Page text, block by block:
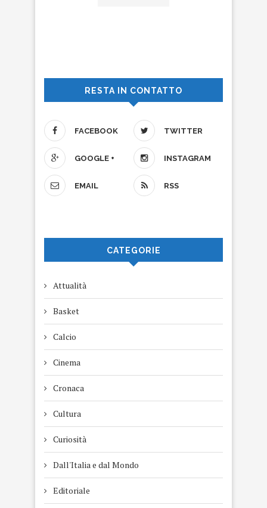
RESTA IN CONTATTO
FACEBOOK TWITTER
GOOGLE + INSTAGRAM
EMAIL RSS
CATEGORIE
Attualità
Basket
Calcio
Cinema
Cronaca
Cultura
Curiosità
Dall'Italia e dal Mondo
Editoriale